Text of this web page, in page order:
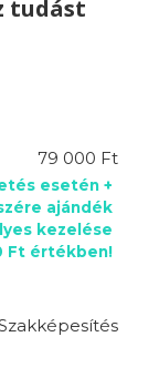
tudást
79 000 Ft
esetén +
ajándék
kezelése
Ft értékben!